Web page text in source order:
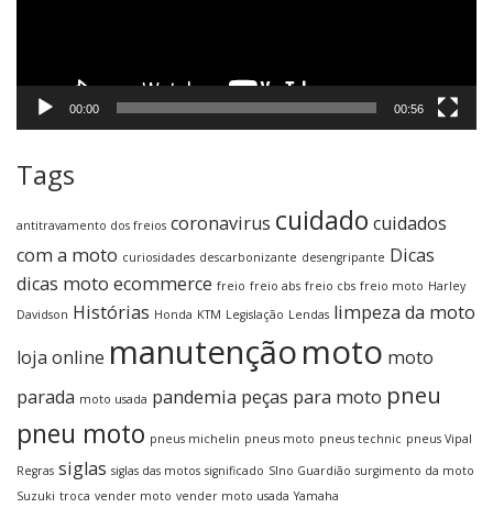
00:00 00:56
Tags
antitravamento dos freios coronavirus cuidado cuidados
com a moto curiosidades descarbonizante desengripante Dicas
dicas moto ecommerce freio freio abs freio cbs freio moto Harley
Davidson Histórias Honda KTM Legislação Lendas limpeza da moto
loja online manutençãomoto moto
parada moto usada pandemia peças para moto pneu
pneu moto pneus michelin pneus moto pneus technic pneus Vipal
Regras siglas siglas das motos significado SIno Guardião surgimento da moto
Suzuki troca vender moto vender moto usada Yamaha